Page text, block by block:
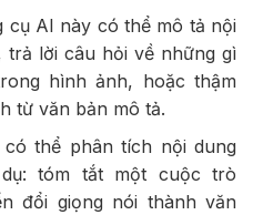
cụ AI này có thể mô tả nội
trả lời câu hỏi về những gì
hình ảnh, hoặc thậm
từ văn bản mô tả.
có thể phân tích nội dung
tóm tắt một cuộc trò
đổi giọng nói thành văn